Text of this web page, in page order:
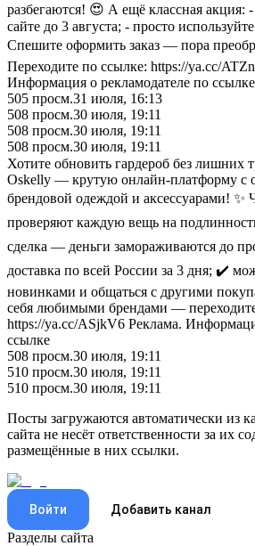
разбегаются! 😍 А ещё классная акция:
сайте до 3 августа; - просто
Спешите оформить заказ — пора
Переходите по ссылке: https://ya.cc/
Информация о рекламодателе по ссылке
505 просм.31 июля, 16:13
508 просм.30 июля, 19:11
508 просм.30 июля, 19:11
508 просм.30 июля, 19:11
Хотите обновить гардероб без лишних
Oskelly — крутую онлайн‑платформу с
брендовой одеждой и аксессуарами! ✨
проверяют каждую вещь на
сделка — деньги замораживаются до
доставка по всей России за 3 дня; ✔️
новинками и общаться с другими
себя любимыми брендами —
https://ya.cc/ASjkV6 Реклама.
ссылке
508 просм.30 июля, 19:11
510 просм.30 июля, 19:11
510 просм.30 июля, 19:11
Посты загружаются автоматически из
сайта не несёт ответственности за их
размещённые в них ссылки.
Войти Добавить канал
Разделы сайта